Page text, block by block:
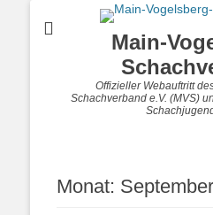
Main-
Offizieller Webauftritt
Schachverband e.V. (MVS)
Monat: